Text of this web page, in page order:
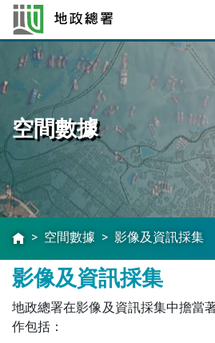
空間數據
空間數據 影像及資訊採集
影像及資訊採集
地政總署在影像及資訊採集中擔當
作包括：